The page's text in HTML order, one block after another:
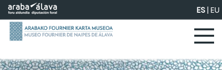
Saltar al contenido principal ES|EU